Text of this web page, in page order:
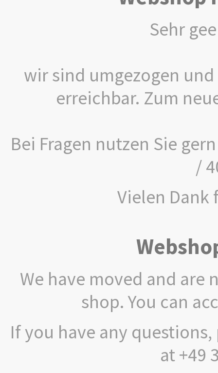
Sehr
wir sind umgezogen
erreichbar. Zum
Bei Fragen nutzen Sie
/
Vielen Dank
We have moved and
shop. You can
If you have any
at +49